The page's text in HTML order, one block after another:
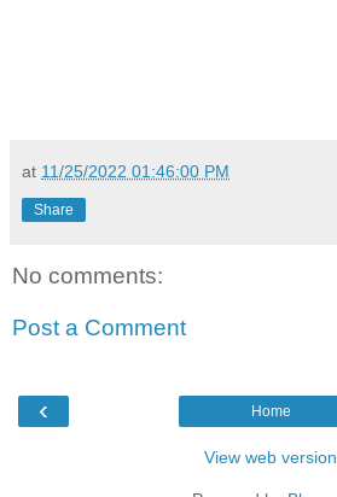
at 11/25/2022 01:46:00 PM
Share
No comments:
Post a Comment
‹ Home
View web version